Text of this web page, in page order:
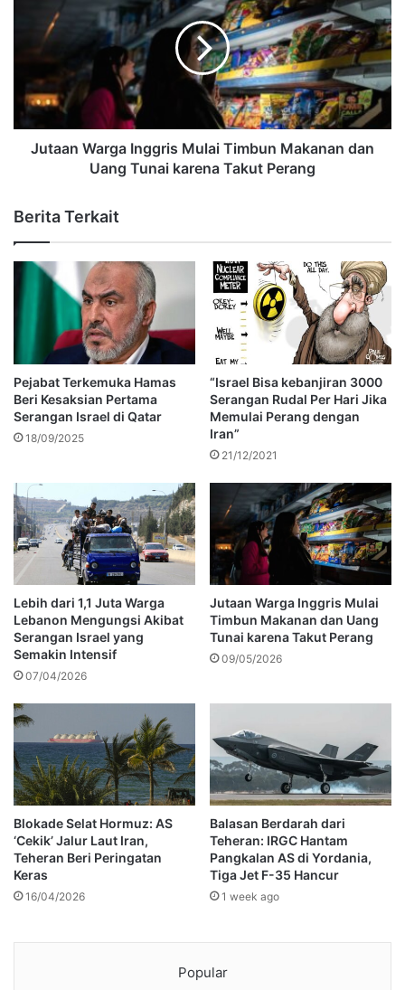
Jutaan Warga Inggris Mulai Timbun Makanan dan
Uang Tunai karena Takut Perang
Berita Terkait
Pejabat Terkemuka Hamas
Beri Kesaksian Pertama
Serangan Israel di Qatar
18/09/2025
“Israel Bisa kebanjiran 3000
Serangan Rudal Per Hari Jika
Memulai Perang dengan
Iran”
21/12/2021
Lebih dari 1,1 Juta Warga
Lebanon Mengungsi Akibat
Serangan Israel yang
Semakin Intensif
07/04/2026
Jutaan Warga Inggris Mulai
Timbun Makanan dan Uang
Tunai karena Takut Perang
09/05/2026
Blokade Selat Hormuz: AS
‘Cekik’ Jalur Laut Iran,
Teheran Beri Peringatan
Keras
16/04/2026
Balasan Berdarah dari
Teheran: IRGC Hantam
Pangkalan AS di Yordania,
Tiga Jet F-35 Hancur
1 week ago
Popular